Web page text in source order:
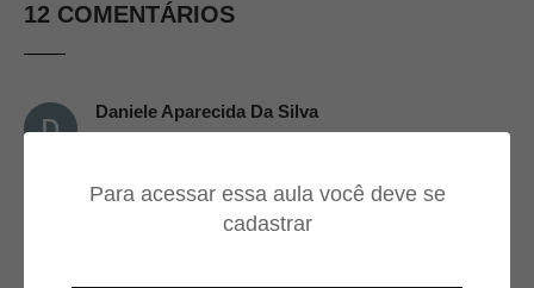
Para acessar essa aula você deve se
cadastrar
12 COMENTÁRIOS
Daniele Aparecida Da Silva
aula maravilhosa 👏🏽👏🏽💡